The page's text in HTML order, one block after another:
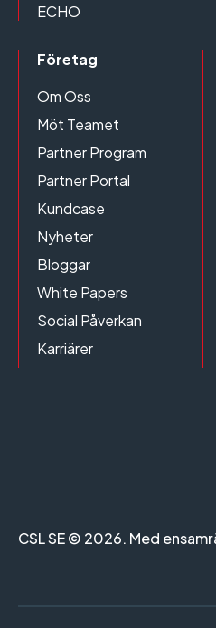
ECHO
Företag
Om Oss
Möt Teamet
Partner Program
Partner Portal
Kundcase
Nyheter
Bloggar
White Papers
Social Påverkan
Karriärer
CSL SE © 2026. Med